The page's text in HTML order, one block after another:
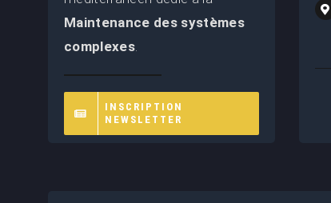
Maintenance des systèmes
complexes.
INSCRIPTION
NEWSLETTER